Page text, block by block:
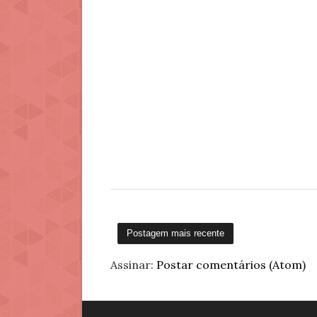
Postagem mais recente
Assinar: Postar comentários (Atom)